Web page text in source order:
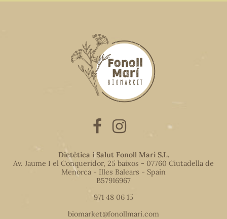
Dietètica i Salut Fonoll Marí S.L.
Av. Jaume I el Conqueridor, 25 baixos - 07760 Ciutadella de
Menorca - Illes Balears - Spain
B57916967
971 48 06 15
biomarket@fonollmari.com